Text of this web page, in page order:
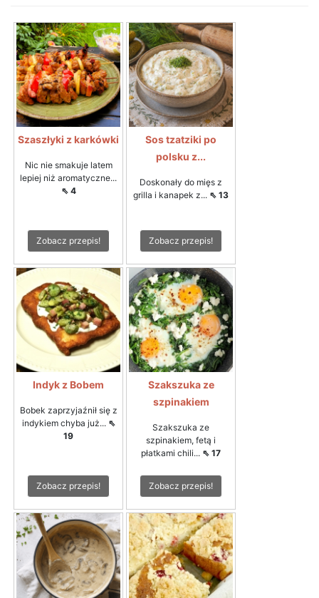
Szaszłyki z karkówki
Nic nie smakuje latem
lepiej niż aromatyczne...
⇖ 4
Zobacz przepis!
Sos tzatziki po
polsku z...
Doskonały do mięs z
grilla i kanapek z... ⇖ 13
Zobacz przepis!
Indyk z Bobem
Bobek zaprzyjaźnił się z
indykiem chyba już... ⇖
19
Zobacz przepis!
Szakszuka ze
szpinakiem
Szakszuka ze
szpinakiem, fetą i
płatkami chili... ⇖ 17
Zobacz przepis!